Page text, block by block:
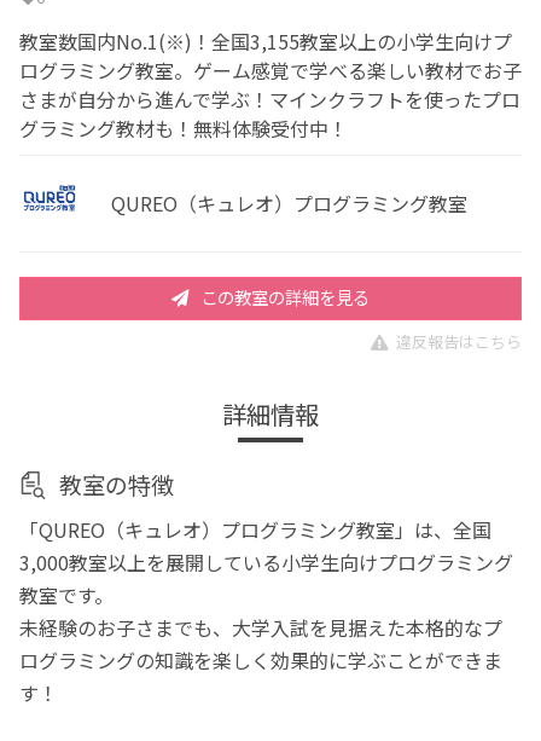
教室数国内No.1(※)！全国3,155教室以上の小学生向けプ
ログラミング教室。ゲーム感覚で学べる楽しい教材でお子
さまが自分から進んで学ぶ！マインクラフトを使ったプロ
グラミング教材も！無料体験受付中！
QUREO（キュレオ）プログラミング教室
この教室の詳細を見る
違反報告はこちら
詳細情報
教室の特徴
「QUREO（キュレオ）プログラミング教室」は、全国
3,000教室以上を展開している小学生向けプログラミング
教室です。
未経験のお子さまでも、大学入試を見据えた本格的なプ
ログラミングの知識を楽しく効果的に学ぶことができま
す！